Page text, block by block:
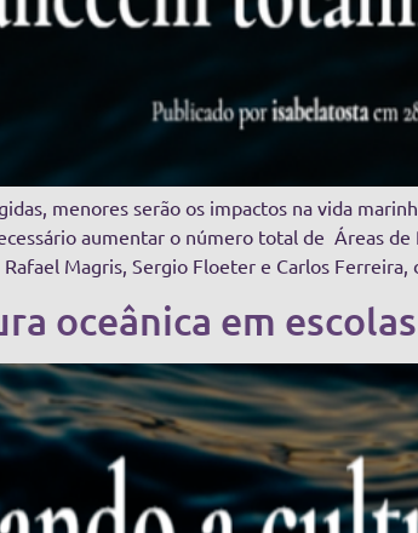
menores serão os impactos na vida
aumentar o número total de Áreas
Magris, Sergio Floeter e Carlos
oceânica em